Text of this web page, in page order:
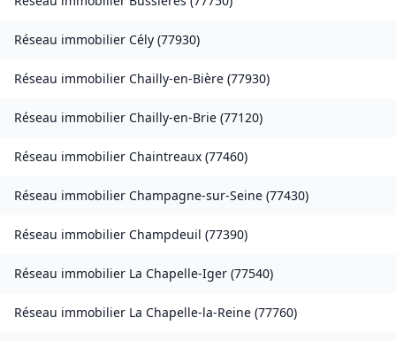
Réseau immobilier Cély (77930)
Réseau immobilier Chailly-en-Bière (77930)
Réseau immobilier Chailly-en-Brie (77120)
Réseau immobilier Chaintreaux (77460)
Réseau immobilier Champagne-sur-Seine (77430)
Réseau immobilier Champdeuil (77390)
Réseau immobilier La Chapelle-Iger (77540)
Réseau immobilier La Chapelle-la-Reine (77760)